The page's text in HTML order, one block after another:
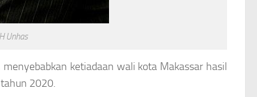
Unhas
ketiadaan wali kota Makassar hasil
2020.